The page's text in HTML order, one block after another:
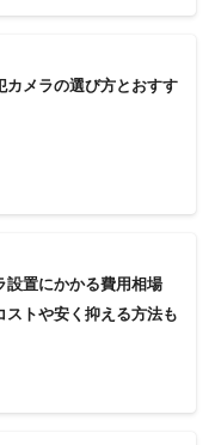
カメラの選び方とおすす
設置にかかる費用相場
ストや安く抑える方法も